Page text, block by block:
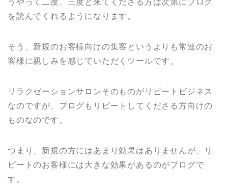
うやって二度、三度と来てくださる方は次第にブログ
を読んでくれるようになります。
そう、新規のお客様向けの集客というよりも常連のお
客様に親しみを感じていただくツールです。
リラクゼーションサロンそのものがリピートビジネス
なのですが、ブログもリピートしてくださる方向けの
ものなのです。
つまり、新規の方にはあまり効果はありませんが、リ
ピートのお客様には大きな効果があるのがブログで
す。